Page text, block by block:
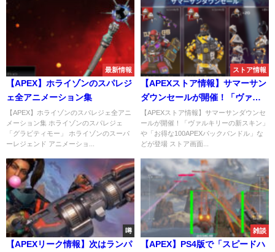
最新情報
【APEX】ホライゾンのスパレジ
ェ全アニメーション集
【APEX】ホライゾンのスパレジェ全アニ
メーション集 ホライゾンのスパレジェ
「グラビティモー」 ホライゾンのスーパ
ーレジェンド アニメーショ...
ストア情報
【APEXストア情報】サマーサン
ダウンセールが開催！「ヴァル
キリーの新スキン」や「お得な
100APEXパックバンドル」など
が登場
【APEXストア情報】サマーサンダウンセ
ールが開催！「ヴァルキリーの新スキン」
や「お得な100APEXパックバンドル」な
どが登場 ストア画面...
噂
【APEXリーク情報】次はランパ
雑談
【APEX】PS4版で「スピードハ